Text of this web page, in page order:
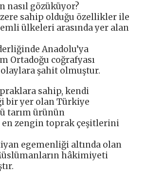
nasıl gözüküyor?
sahip olduğu özellikler ile
ülkeleri arasında yer alan
Anadolu’ya
Ortadoğu coğrafyası
olaylara şahit olmuştur.
sahip, kendi
bir yer olan Türkiye
tarım ürünün
zengin toprak çeşitlerini
egemenliği altında olan
hâkimiyeti